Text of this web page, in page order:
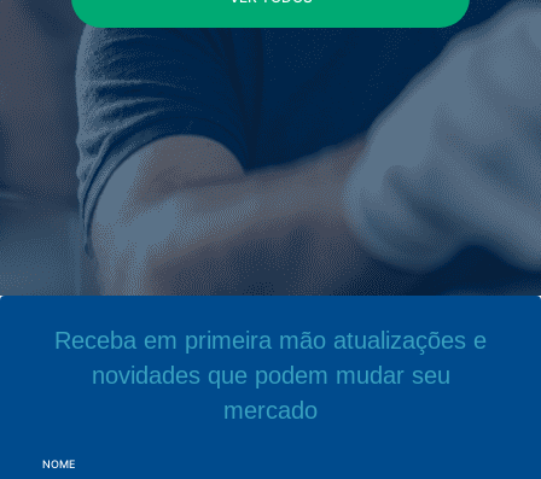
Receba em primeira mão atualizações e
novidades que podem mudar seu
mercado
NOME